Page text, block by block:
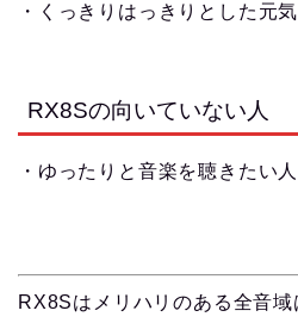
・くっきりはっきりとした元
RX8Sの向いていない人
・ゆったりと音楽を聴きたい人
RX8Sは メリハリのある全音